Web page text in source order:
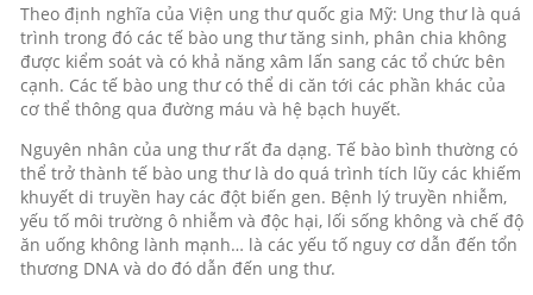
Theo định nghĩa của Viện ung thư quốc gia Mỹ: Ung thư là quá
trình trong đó các tế bào ung thư tăng sinh, phân chia không
được kiểm soát và có khả năng xâm lấn sang các tổ chức bên
cạnh. Các tế bào ung thư có thể di căn tới các phần khác của
cơ thể thông qua đường máu và hệ bạch huyết.
Nguyên nhân của ung thư rất đa dạng. Tế bào bình thường có
thể trở thành tế bào ung thư là do quá trình tích lũy các khiếm
khuyết di truyền hay các đột biến gen. Bệnh lý truyền nhiễm,
yếu tố môi trường ô nhiễm và độc hại, lối sống không và chế độ
ăn uống không lành mạnh… là các yếu tố nguy cơ dẫn đến tổn
thương DNA và do đó dẫn đến ung thư.